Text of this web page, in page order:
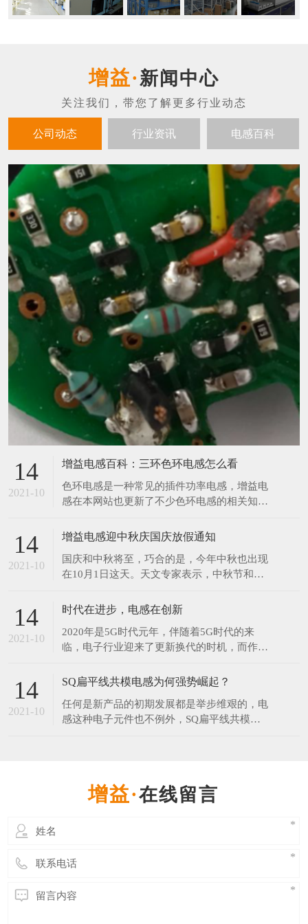
新闻中心
公司动态 行业资讯 电感百科
14
2021-10
增益电感百科：三环色环电感怎么看
​色环电感是一种常见的插件功率电感，增益电
感在本网站也更新了不少色环电感的相关知
感的相关知识。前两天，有位客户给小编发了
一张图，让小编给他读一下数值，小编在一开
始看到图片的时候没觉得有什么奇怪之处，但
是在帮客户读数值的时候才发现原来这个色环
14
2021-10
增益电感迎中秋庆国庆放假通知
​国庆和中秋将至，巧合的是，今年中秋也出现
在10月1日这天。天文专家表示，中秋节和国
见。上一次是2001年，另外两次分别在2031
年和2077年。对此网友调侃：连国庆和中秋都
在一起了，而我还是单身。​中秋节每年固定在
农历的八月十五，但它在阳历中的日期却非常
14
2021-10
时代在进步，电感在创新
2020年是5G时代元年，伴随着5G时代的来
临，电子行业迎来了更新换代的时机，而作为
器，在新的时代将会有更大的发展空间。 伴
领域，电感行业会走向一个更大的发展空间。
无论科技进步的有多快，电子产品更新的再
14
2021-10
SQ扁平线共模电感为何强势崛起？
任何是新产品的初期发展都是举步维艰的，电
感这种电子元件也不例外，SQ扁平线共模电
是发展至今SQ共模电感已经开始受到各行业
在线留言